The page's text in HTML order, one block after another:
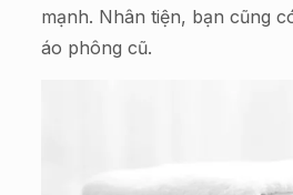
mạnh. Nhân tiện, bạn cũng
áo phông cũ.